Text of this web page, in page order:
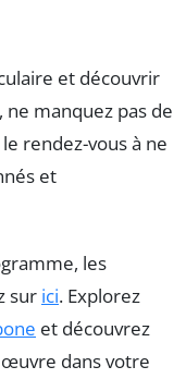
et découvrir
manquez pas de
rendez-vous à ne
et
les
sur ici. Explorez
et découvrez
dans votre